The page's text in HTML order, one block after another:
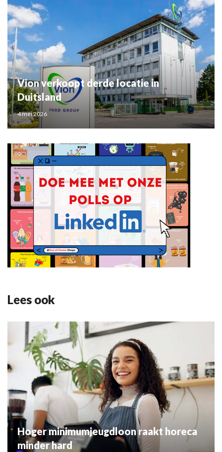
Vion verkoopt derde locatie in
Duitsland
4 mei 2026
Lees ook
Hoger minimumjeugdloon raakt horeca
minder hard